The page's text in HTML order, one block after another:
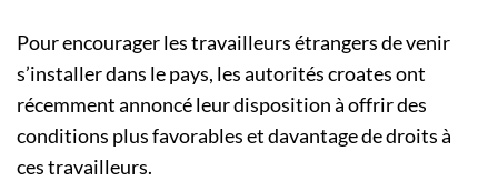
Pour encourager les travailleurs étrangers de venir
s’installer dans le pays, les autorités croates ont
récemment annoncé leur disposition à offrir des
conditions plus favorables et davantage de droits à
ces travailleurs.